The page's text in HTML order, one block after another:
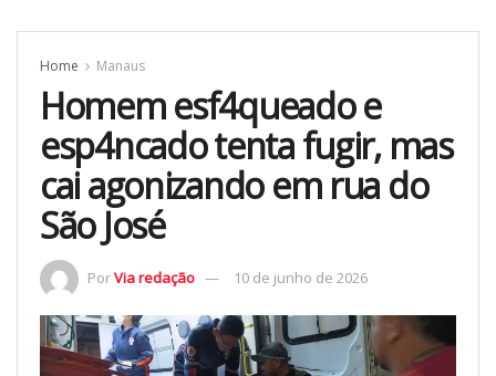
Home Manaus
Homem esf4queado e
esp4ncado tenta fugir, mas
cai agonizando em rua do
São José
PorVia redação 10 de junho de 2026